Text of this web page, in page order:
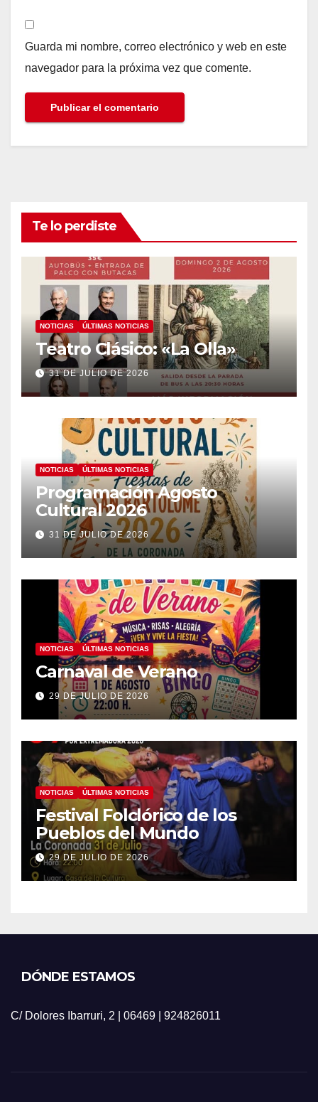
Guarda mi nombre, correo electrónico y web en este
navegador para la próxima vez que comente.
Te lo perdiste
NOTICIAS ÚLTIMAS NOTICIAS
Teatro Clásico: «La Olla»
31 DE JULIO DE 2026
NOTICIAS ÚLTIMAS NOTICIAS
Programación Agosto
Cultural 2026
31 DE JULIO DE 2026
NOTICIAS ÚLTIMAS NOTICIAS
Carnaval de Verano
29 DE JULIO DE 2026
NOTICIAS ÚLTIMAS NOTICIAS
Festival Folclórico de los
Pueblos del Mundo
29 DE JULIO DE 2026
DÓNDE ESTAMOS
C/ Dolores Ibarruri, 2 | 06469 | 924826011